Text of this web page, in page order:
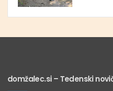
domžalec.si – Tedenski